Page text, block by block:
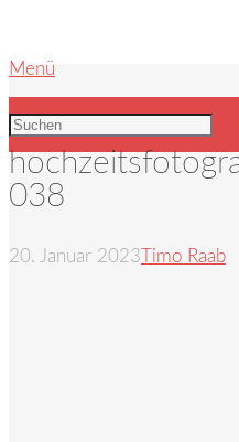
Menü
038
20. Januar 2023 Timo Raab